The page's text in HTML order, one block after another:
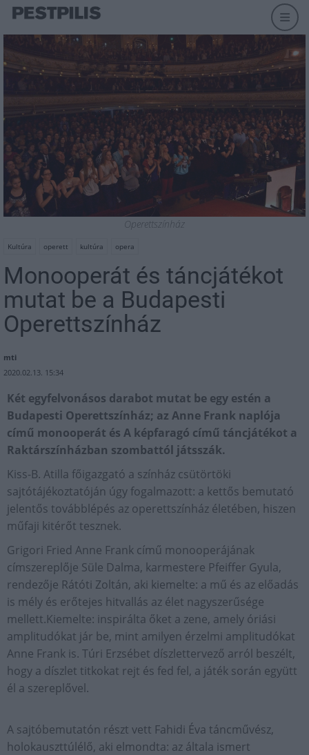
Operettszínház
Kultúra operett kultúra opera
Monooperát és táncjátékot
mutat be a Budapesti
Operettszínház
mti
2020.02.13. 15:34
Két egyfelvonásos darabot mutat be egy estén a
Budapesti Operettszínház; az Anne Frank naplója
című monooperát és A képfaragó című táncjátékot a
Raktárszínházban szombattól játsszák.
Kiss-B. Atilla főigazgató a színház csütörtöki
sajtótájékoztatóján úgy fogalmazott: a kettős bemutató
jelentős továbblépés az operettszínház életében, hiszen
műfaji kitérőt tesznek.
Grigori Fried Anne Frank című monooperájának
címszereplője Süle Dalma, karmestere Pfeiffer Gyula,
rendezője Rátóti Zoltán, aki kiemelte: a mű és az előadás
is mély és erőtejes hitvallás az élet nagyszerűsége
mellett.Kiemelte: inspirálta őket a zene, amely óriási
amplitudókat jár be, mint amilyen érzelmi amplitudókat
Anne Frank is. Túri Erzsébet díszlettervező arról beszélt,
hogy a díszlet titkokat rejt és fed fel, a játék során együtt
él a szereplővel.
A sajtóbemutatón részt vett Fahidi Éva táncművész,
holokauszttúlélő, aki elmondta: az általa ismert